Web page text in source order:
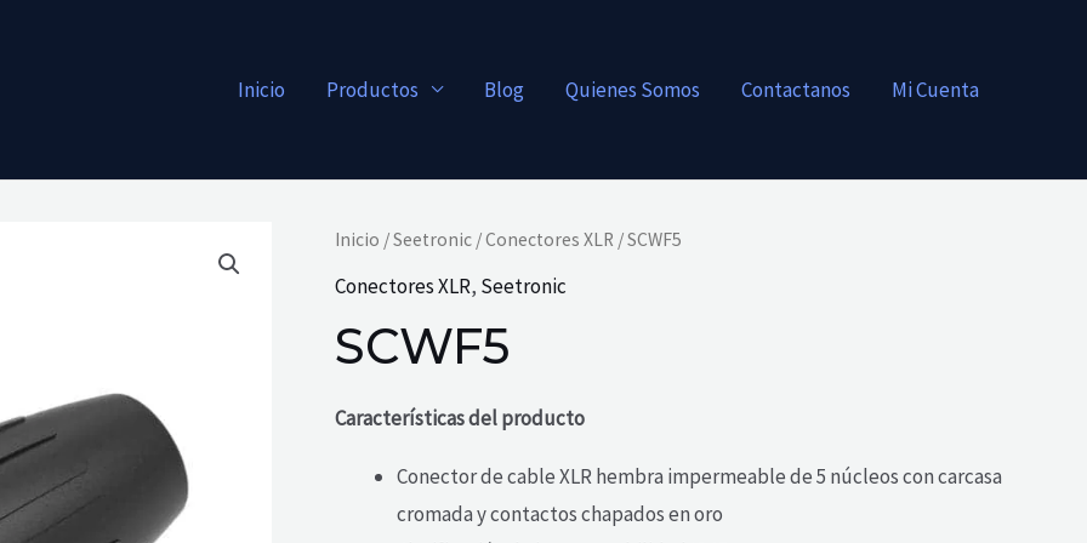
Inicio Productos Blog Quienes Somos Contactanos Mi Cuenta
Inicio /Seetronic /Conectores XLR / SCWF5
Conectores XLR, Seetronic
SCWF5
Características del producto
Conector de cable XLR hembra impermeable de 5 núcleos con carcasa
cromada y contactos chapados en oro